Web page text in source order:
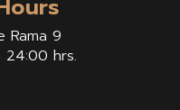
Rama 9
24:00 hrs.